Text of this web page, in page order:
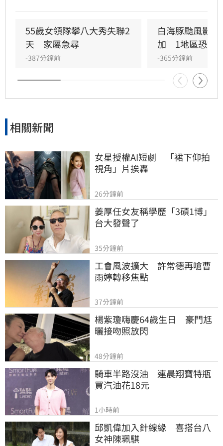
區居民請提前備妥物資，慢性病患者建議評估提
前下山，以避開道路坍方中斷導致就醫困難的風
險。用路人務必透過幸福公路APP隨時掌握最新
路況，並重新規劃行程，確保自身安全。
55歲女領隊攀八大秀失聯2
天　家屬急尋
-387分鐘前
白海豚颱風影
加　1地區恐炸
-365分鐘前
相關新聞
女星授權AI短劇　「裙下仰拍
視角」片挨轟
26分鐘前
姜厚任女友稱學歷「3碩1博」
台大發聲了
35分鐘前
工會風波擴大　許常德再嗆曹
雨婷轉移焦點
37分鐘前
楊紫瓊嗨慶64歲生日　豪門尪
曬接吻照放閃
48分鐘前
騎車半路沒油　連晨翔寶特瓶
買汽油花18元
1小時前
邱凱偉加入針線緣　喜搭台八
女神陳珮騏